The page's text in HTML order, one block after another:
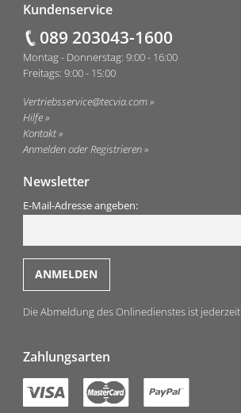
Kundenservice
089 203043-1600
Montag - Donnerstag: 9:00 - 16:00
Freitags: 9:00 - 15:00
Vertriebsservice@tecvia.com
Hilfe
Kontakt
Anmelden oder Registrieren
Newsletter
E-Mail-Adresse angeben:
Die Abmeldung des Onlinedienstes ist jederzeit
Zahlungsarten